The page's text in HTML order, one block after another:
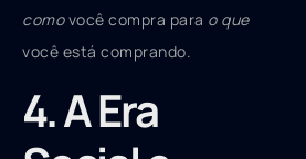
comovocê compra para o que
você está comprando.
4. A Era